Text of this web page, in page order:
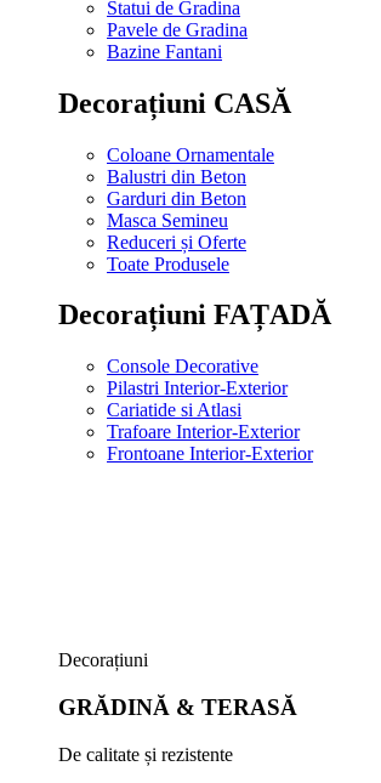
Statui de Gradina
Pavele de Gradina
Bazine Fantani
Decorațiuni CASĂ
Coloane Ornamentale
Balustri din Beton
Garduri din Beton
Masca Semineu
Reduceri și Oferte
Toate Produsele
Decorațiuni FAȚADĂ
Console Decorative
Pilastri Interior-Exterior
Cariatide si Atlasi
Trafoare Interior-Exterior
Frontoane Interior-Exterior
Decorațiuni
GRĂDINĂ & TERASĂ
De calitate și rezistente